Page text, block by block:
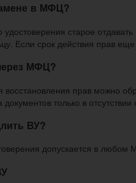
в МФЦ?
старое
Если срок действия прав
МФЦ?
прав можно
только в
ВУ?
допускается в